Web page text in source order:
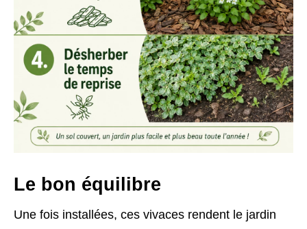
Le bon équilibre
Une fois installées, ces vivaces rendent le jardin